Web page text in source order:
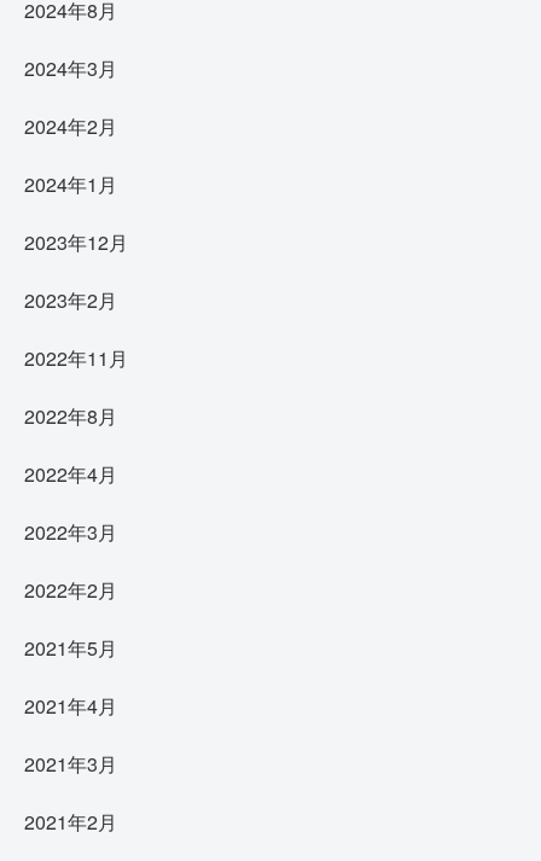
2024年8月
2024年3月
2024年2月
2024年1月
2023年12月
2023年2月
2022年11月
2022年8月
2022年4月
2022年3月
2022年2月
2021年5月
2021年4月
2021年3月
2021年2月